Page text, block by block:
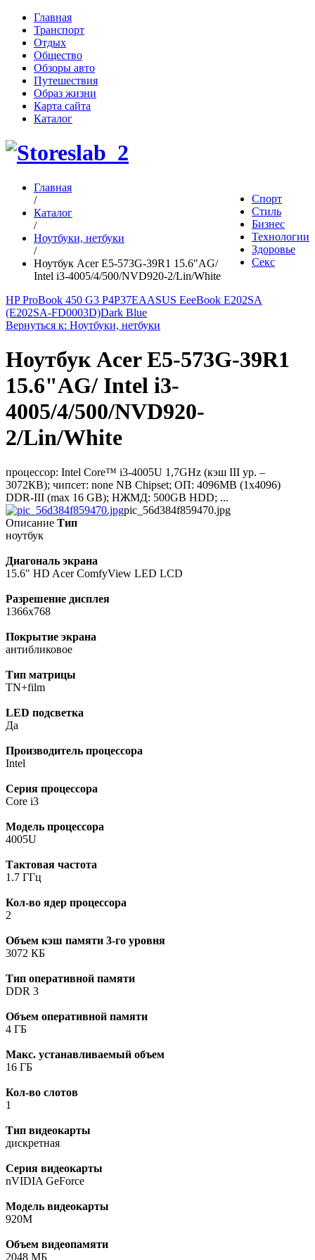
Главная
Транспорт
Отдых
Общество
Обзоры авто
Путешествия
Образ жизни
Карта сайта
Каталог
Спорт
Стиль
Бизнес
Технологии
Здоровье
Секс
Главная
/
Каталог
/
Ноутбуки, нетбуки
/
Ноутбук Acer E5-573G-39R1 15.6"AG/
Intel i3-4005/4/500/NVD920-2/Lin/White
HP ProBook 450 G3 P4P37EAASUS EeeBook E202SA
(E202SA-FD0003D)Dark Blue
Вернуться к: Ноутбуки, нетбуки
Ноутбук Acer E5-573G-39R1
15.6"AG/ Intel i3-
4005/4/500/NVD920-
2/Lin/White
процессор: Intel Core™ i3-4005U 1,7GHz (кэш III ур. –
3072КB); чипсет: none NB Chipset; ОП: 4096МB (1x4096)
DDR-III (max 16 GB); НЖМД: 500GB HDD; ...
pic_56d384f859470.jpg
Описание Тип
ноутбук
Диагональ экрана
15.6" HD Acer ComfyView LED LCD
Разрешение дисплея
1366x768
Покрытие экрана
антибликовое
Тип матрицы
TN+film
LED подсветка
Да
Производитель процессора
Intel
Серия процессора
Core i3
Модель процессора
4005U
Тактовая частота
1.7 ГГц
Кол-во ядер процессора
2
Объем кэш памяти 3-го уровня
3072 КБ
Тип оперативной памяти
DDR 3
Объем оперативной памяти
4 ГБ
Макс. устанавливаемый объем
16 ГБ
Кол-во слотов
1
Тип видеокарты
дискретная
Серия видеокарты
nVIDIA GeForce
Модель видеокарты
920M
Объем видеопамяти
2048 МБ